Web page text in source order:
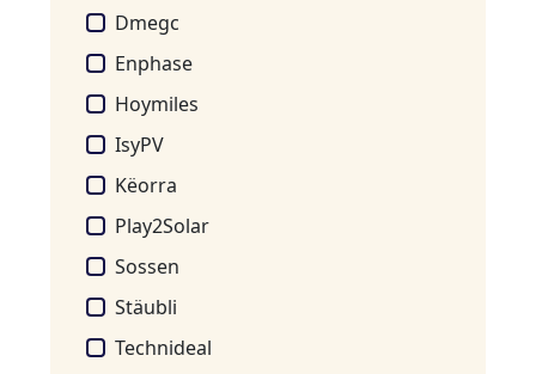
Dmegc
Enphase
Hoymiles
IsyPV
Këorra
Play2Solar
Sossen
Stäubli
Technideal